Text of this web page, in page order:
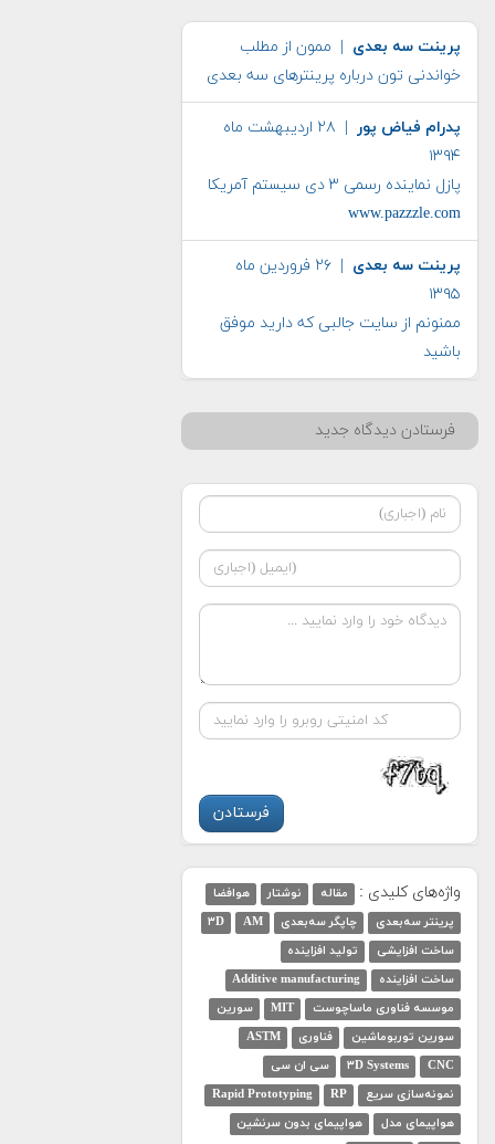
پرینت سه بعدی | ممون از مطلب
خواندنی تون درباره پرینترهای سه بعدی
پدرام فیاض پور
| ۲۸ اردیبهشت ماه
۱۳۹۴
پازل نماینده رسمی ۳ دی سیستم آمریکا
www.pazzzle.com
پرینت سه بعدی
| ۲۶ فروردین ماه
۱۳۹۵
ممنونم از سایت جالبی که دارید موفق
باشید
فرستادن دیدگاه جدید
واژه‌های کلیدی : مقاله نوشتار
هوافضا
پرینتر سه‌بعدی
چاپگر سه‌بعدی ۳D
AM
ساخت افزایشی
تولید افزاینده
ساخت افزاینده
Additive manufacturing
موسسه فناوری ماساچوست
MIT
سورین
سورین توربوماشین
فناوری
ASTM
۳D Systems
CNC
سی ان سی
نمونه‌سازی سریع
Rapid Prototyping
RP
هواپیمای مدل
هواپیمای بدون سرنشین